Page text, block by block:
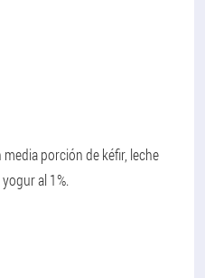
porción de kéfir, leche
al 1%.